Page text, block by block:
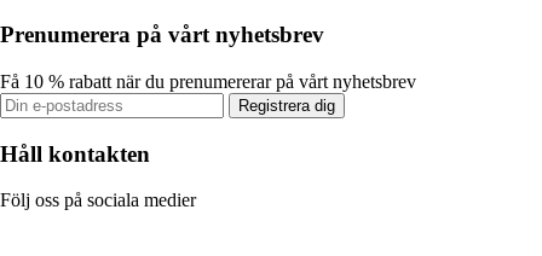
Prenumerera på vårt nyhetsbrev
Få 10 % rabatt när du prenumererar på vårt nyhetsbrev
Registrera dig
Håll kontakten
Följ oss på sociala medier